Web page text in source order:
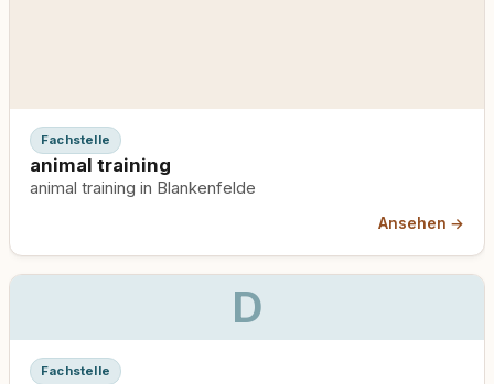
Fachstelle
animal training
animal training in Blankenfelde
Ansehen →
D
Fachstelle